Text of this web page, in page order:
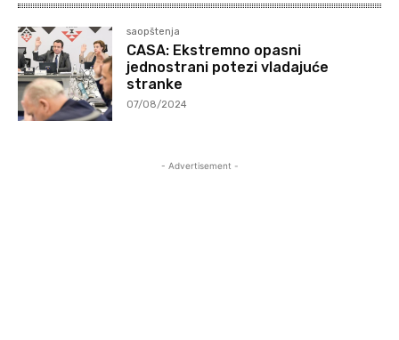
saopštenja
CASA: Ekstremno opasni
jednostrani potezi vladajuće
stranke
07/08/2024
- Advertisement -